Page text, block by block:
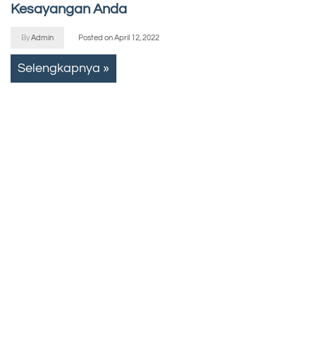
Kesayangan Anda
ByAdmin Posted onApril 12, 2022
Selengkapnya »